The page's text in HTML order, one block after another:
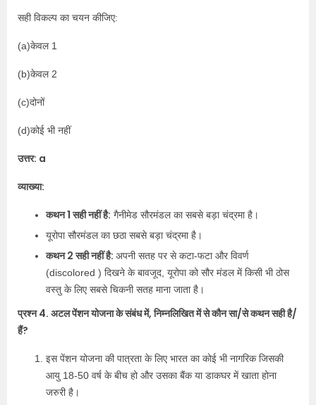
सही विकल्प का चयन कीजिए:
(a)केवल 1
(b)केवल 2
(c)दोनों
(d)कोई भी नहीं
उत्तर: a
व्याख्या:
कथन 1 सही नहीं है: गैनीमेड सौरमंडल का सबसे बड़ा चंद्रमा है।
यूरोपा सौरमंडल का छठा सबसे बड़ा चंद्रमा है।
कथन 2 सही नहीं है: अपनी सतह पर से कटा-फटा और विवर्ण
(discolored ) दिखने के बावजूद, यूरोपा को सौर मंडल में किसी भी ठोस
वस्तु के लिए सबसे चिकनी सतह माना जाता है।
प्रश्न 4. अटल पेंशन योजना के संबंध में, निम्नलिखित में से कौन सा/से कथन सही है/
हैं?
इस पेंशन योजना की पात्रता के लिए भारत का कोई भी नागरिक जिसकी
आयु 18-50 वर्ष के बीच हो और उसका बैंक या डाकघर में खाता होना
जरुरी है।